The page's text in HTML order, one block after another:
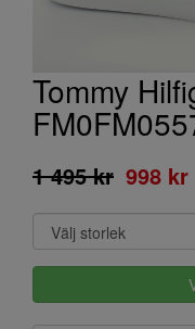
Tommy
1 495 kr 998 kr